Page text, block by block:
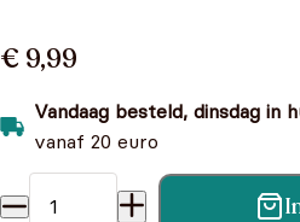
€ 9,99
Vandaag besteld, dinsdag in
vanaf 20 euro